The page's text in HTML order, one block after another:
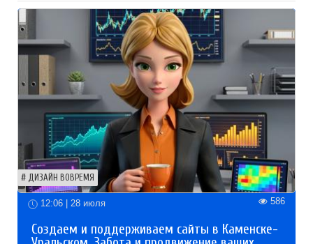
ДИЗАЙН ВОВРЕМЯ
12:06 | 28 июля 586
Создаем и поддерживаем сайты в Каменске-